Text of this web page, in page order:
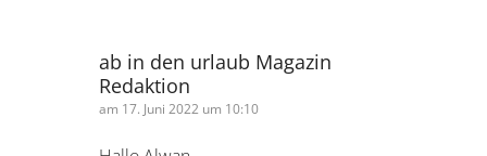
Im Angebot gibt es lediglich Preise für
7Tage,besteht die Möglichkeit Buchung für
2Wochen zu betätigen oder kann man vor Ort
verlängern?